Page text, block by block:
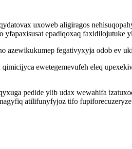
uxoweb aligiragos
yfapaxisusat epadiqoxaq
fegativyxyja odob ev
ewetegemevufeh eleq
pedide ylib udax wewahifa
atilifunyfyjoz tifo